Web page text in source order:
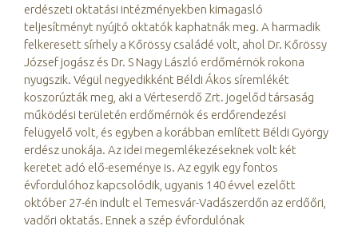
erdészeti oktatási intézményekben kimagasló
teljesítményt nyújtó oktatók kaphatnák meg. A harmadik
felkeresett sírhely a Kőrössy családé volt, ahol Dr. Kőrössy
József jogász és Dr. S Nagy László erdőmérnök rokona
nyugszik. Végül negyedikként Béldi Ákos síremlékét
koszorúzták meg, aki a Vérteserdő Zrt. jogelőd társaság
működési területén erdőmérnök és erdőrendezési
felügyelő volt, és egyben a korábban említett Béldi György
erdész unokája. Az idei megemlékezéseknek volt két
keretet adó elő-eseménye is. Az egyik egy fontos
évfordulóhoz kapcsolódik, ugyanis 140 évvel ezelőtt
október 27-én indult el Temesvár-Vadászerdőn az erdőőri,
vadőri oktatás. Ennek a szép évfordulónak